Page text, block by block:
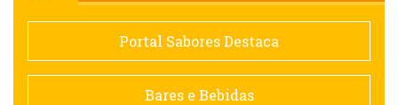
Comida saudável
Contemporânea
Portal Sabores Destaca
Bares e Bebidas